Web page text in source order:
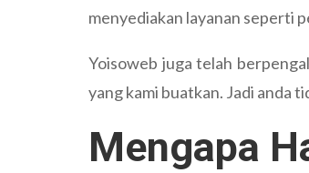
menyediakan layanan seperti
Yoisoweb juga telah
yang kami buatkan. Jadi anda
Mengapa